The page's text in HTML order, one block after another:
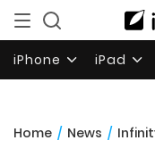
iPhone iPad
Home / News / Infinity Blade